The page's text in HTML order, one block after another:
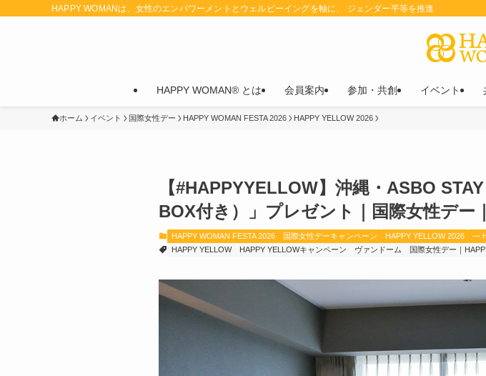
HAPPY WOMANは、女性のエンパワーメントとウェルビーイングを軸に、 ジェンダー平等を推進
HAPPY WOMAN® とは 会員案内 参加・共創 イベント
ホーム イベント 国際女性デー HAPPY WOMAN FESTA 2026 HAPPY YELLOW 2026
【#HAPPYYELLOW】沖縄・ASBO
BOX付き）」プレゼント｜国際女性デ
HAPPY WOMAN FESTA 2026 国際女性デーキャンペーン HAPPY YELLOW 2026
—
HAPPY YELLOW
HAPPY YELLOWキャンペーン ヴァンドーム 国際女性デー｜